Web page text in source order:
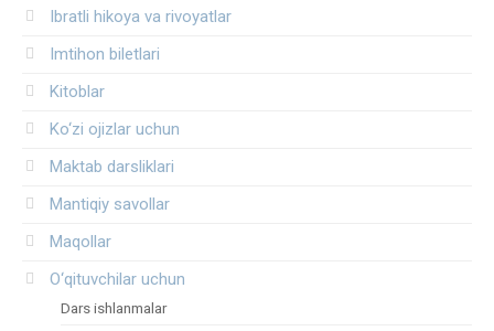
Ibratli hikoya va rivoyatlar
Imtihon biletlari
Kitoblar
Ko‘zi ojizlar uchun
Maktab darsliklari
Mantiqiy savollar
Maqollar
O‘qituvchilar uchun
Dars ishlanmalar